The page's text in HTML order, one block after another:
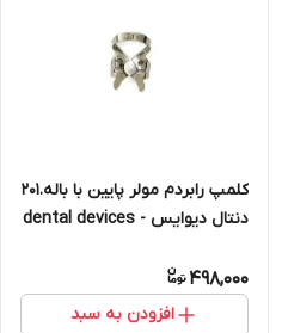
کلمپ رابردم مولر پایین با باله.201
دنتال دیوایس - dental devices
498,000
افزودن به سبد